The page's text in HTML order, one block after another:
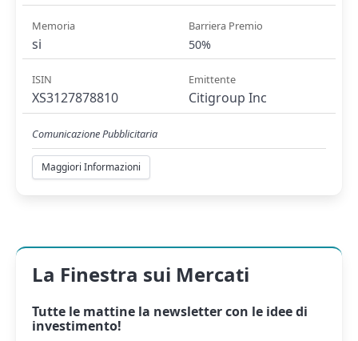
Memoria
si
Barriera Premio
50%
ISIN
XS3127878810
Emittente
Citigroup Inc
Comunicazione Pubblicitaria
Maggiori Informazioni
La Finestra sui Mercati
Tutte le mattine la newslettercon le idee di
investimento!